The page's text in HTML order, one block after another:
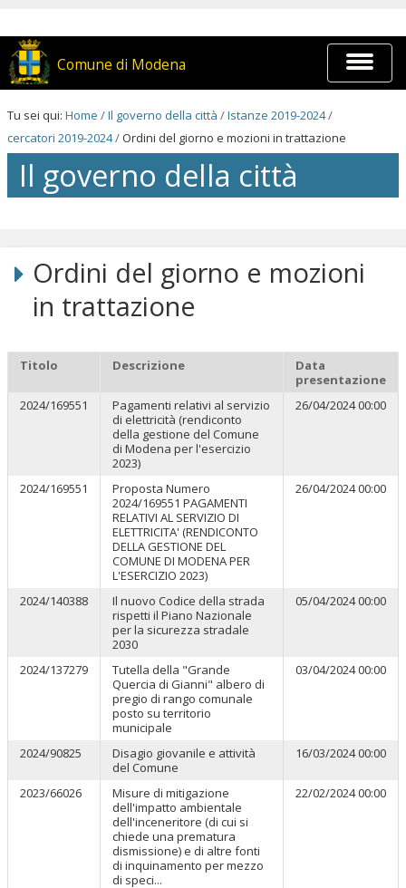
contenuti.
Salta
alla
Comune di Modena
Espandi
barra
di
Tu sei qui: Home /Il governo della città /Istanze 2019-2024/
cercatori 2019-2024/Ordini del giorno e mozioni in trattazione
Il governo della città
Salta
navigazione
Ordini del giorno e mozioni
in trattazione
Titolo Descrizione
Data
presentazione
2024/169551
Pagamenti relativi al servizio
di elettricità (rendiconto
della gestione del Comune
di Modena per l'esercizio
2023)
26/04/2024 00:00
2024/169551
Proposta Numero
2024/169551 PAGAMENTI
RELATIVI AL SERVIZIO DI
ELETTRICITA' (RENDICONTO
DELLA GESTIONE DEL
COMUNE DI MODENA PER
L'ESERCIZIO 2023)
26/04/2024 00:00
2024/140388
Il nuovo Codice della strada
rispetti il Piano Nazionale
per la sicurezza stradale
2030
05/04/2024 00:00
2024/137279
Tutella della "Grande
Quercia di Gianni" albero di
pregio di rango comunale
posto su territorio
municipale
03/04/2024 00:00
2024/90825
Disagio giovanile e attività
del Comune
16/03/2024 00:00
2023/66026
Misure di mitigazione
dell'impatto ambientale
dell'inceneritore (di cui si
chiede una prematura
dismissione) e di altre fonti
di inquinamento per mezzo
di speci...
22/02/2024 00:00